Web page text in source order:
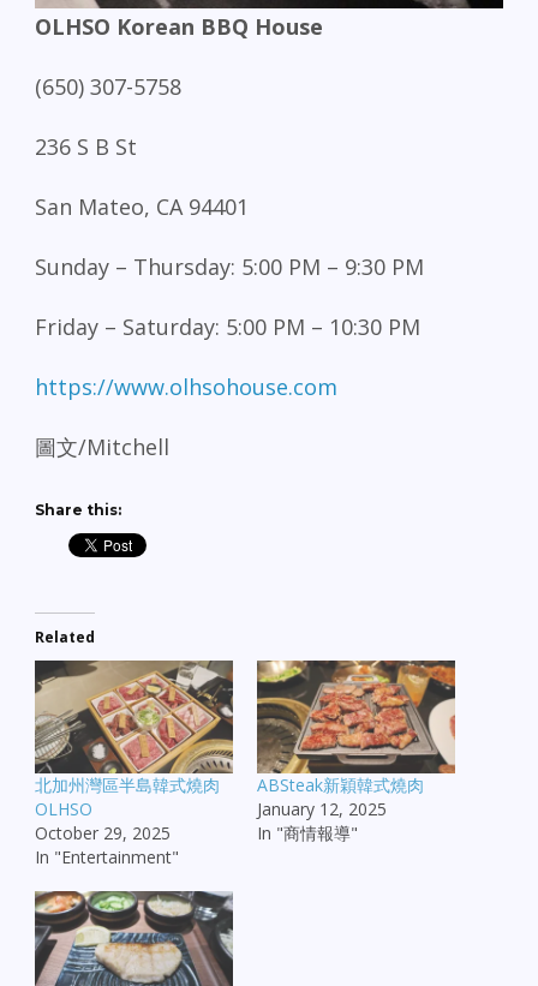
OLHSO Korean BBQ House
(650) 307-5758
236 S B St
San Mateo, CA 94401
Sunday – Thursday: 5:00 PM – 9:30 PM
Friday – Saturday: 5:00 PM – 10:30 PM
https://www.olhsohouse.com
圖文/Mitchell
Share this:
Related
北加州灣區半島韓式燒肉
OLHSO
October 29, 2025
In "Entertainment"
ABSteak新穎韓式燒肉
January 12, 2025
In "商情報導"